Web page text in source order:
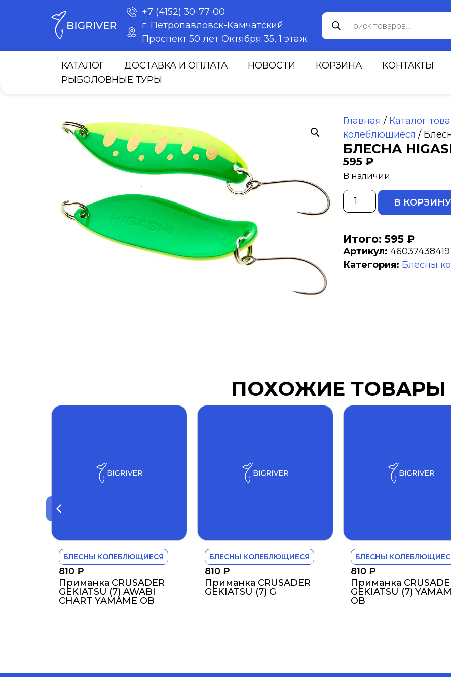
+7 (4152) 30-77-00
г. Петропавловск-Камчатский
Проспект 50 лет Октября 35, 1 этаж
КАТАЛОГ ДОСТАВКА И ОПЛАТА НОВОСТИ КОРЗИНА
КОНТАКТЫ
РЫБОЛОВНЫЕ ТУРЫ
Главная / Каталог
колеблющиеся /
БЛЕСНА
595 ₽
В наличии
В КОРЗИНУ
Итого: 595 ₽
Артикул:
Категория: Блесны
ПОХОЖИЕ ТОВАРЫ
БЛЕСНЫ КОЛЕБЛЮЩИЕСЯ
810 ₽
Приманка CRUSADER
GEKIATSU (7) AWABI
CHART YAMAME OB
БЛЕСНЫ КОЛЕБЛЮЩИЕСЯ
810 ₽
Приманка CRUSADER
GEKIATSU (7) G
БЛЕСНЫ
810 ₽
Приманка
GEKIATSU (7)
OB